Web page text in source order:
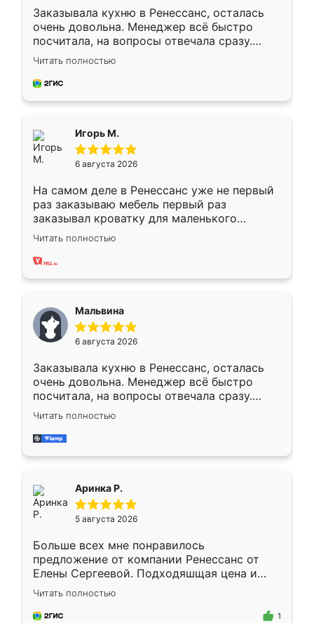
Заказывала кухню в Ренессанс, осталась
очень довольна. Менеджер всё быстро
посчитала, на вопросы отвечала сразу.
Замерщик приехал в субботу, подошёл к
делу со всей ответственностью. Собрали
за день, ребята работали аккуратно, даже
Читать полностью
Игорь М.
6 августа 2026
На самом деле в Ренессанс уже не первый
раз заказываю мебель первый раз
заказывал кроватку для маленького
ребёнка при его рождении ,во второй раз
заказал шкаф-купе. По качеству очень
хорошее сборка достаточно быстрая,
меньше, здесь же он более разнообразный.
Мне нравится ,если что-то потребуется из
мебели буду заказывать только здесь.
Читать полностью
Мальвина
6 августа 2026
Заказывала кухню в Ренессанс, осталась
очень довольна. Менеджер всё быстро
посчитала, на вопросы отвечала сразу.
Замерщик приехал в субботу, подошёл к
делу со всей ответственностью. Собрали
за день, ребята работали аккуратно, даже
Читать полностью
Аринка Р.
5 августа 2026
Больше всех мне понравилось
предложение от компании Ренессанс от
Елены Сергеевой. Подходяшщая цена и
короткие сроки изготовления. Приехавший
для замера сотрудник Владислав
предложил по моему эскизу самый
Читать полностью
1